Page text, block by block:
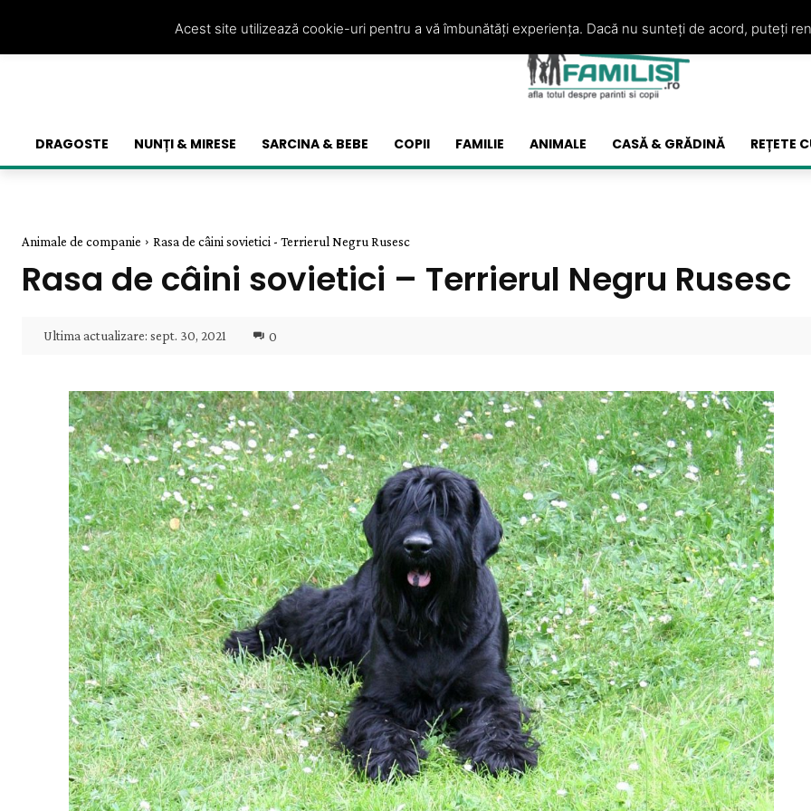
DRAGOSTE NUNȚI & MIRESE SARCINA & BEBE COPII FAMILIE ANIMALE CASĂ & GRĂDINĂ REȚETE
Animale de companie Rasa de câini sovietici - Terrierul Negru Rusesc
Rasa de câini sovietici – Terrierul Negru Rusesc
Ultima actualizare: sept. 30, 2021 0
Acest site utilizează cookie-uri pentru a vă îmbunătăți experiența. Dacă nu sunteți de acord, puteți